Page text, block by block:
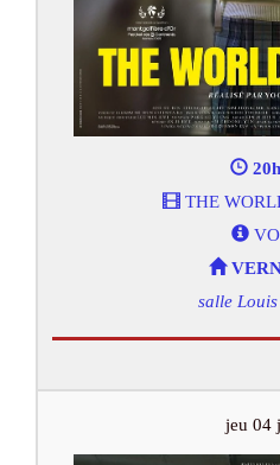
THE
salle
jeu 04